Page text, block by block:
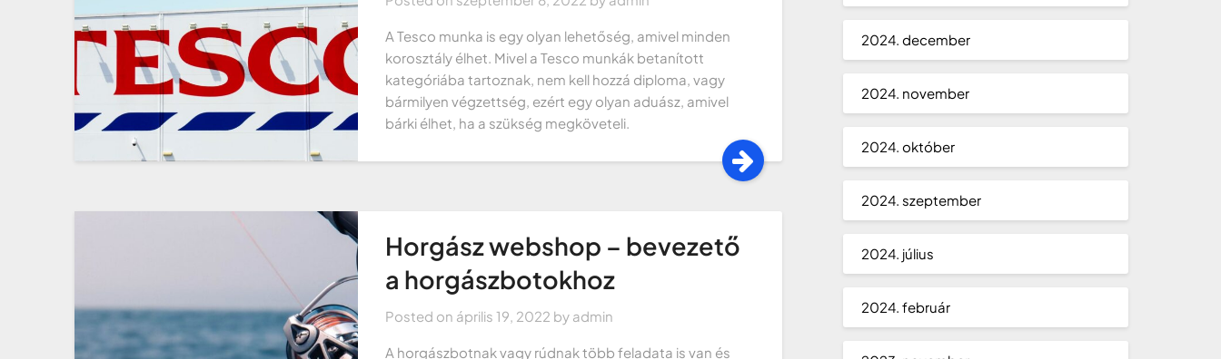
A Tesco munka is egy olyan lehetőség, amivel minden
korosztály élhet. Mivel a Tesco munkák betanított
kategóriába tartoznak, nem kell hozzá diploma, vagy
bármilyen végzettség, ezért egy olyan aduász, amivel
bárki élhet, ha a szükség megköveteli.
Horgász webshop – bevezető
a horgászbotokhoz
Posted on április 19, 2022 by admin
A horgászbotnak vagy rúdnak több feladata is van és
2024. december
2024. november
2024. október
2024. szeptember
2024. július
2024. február